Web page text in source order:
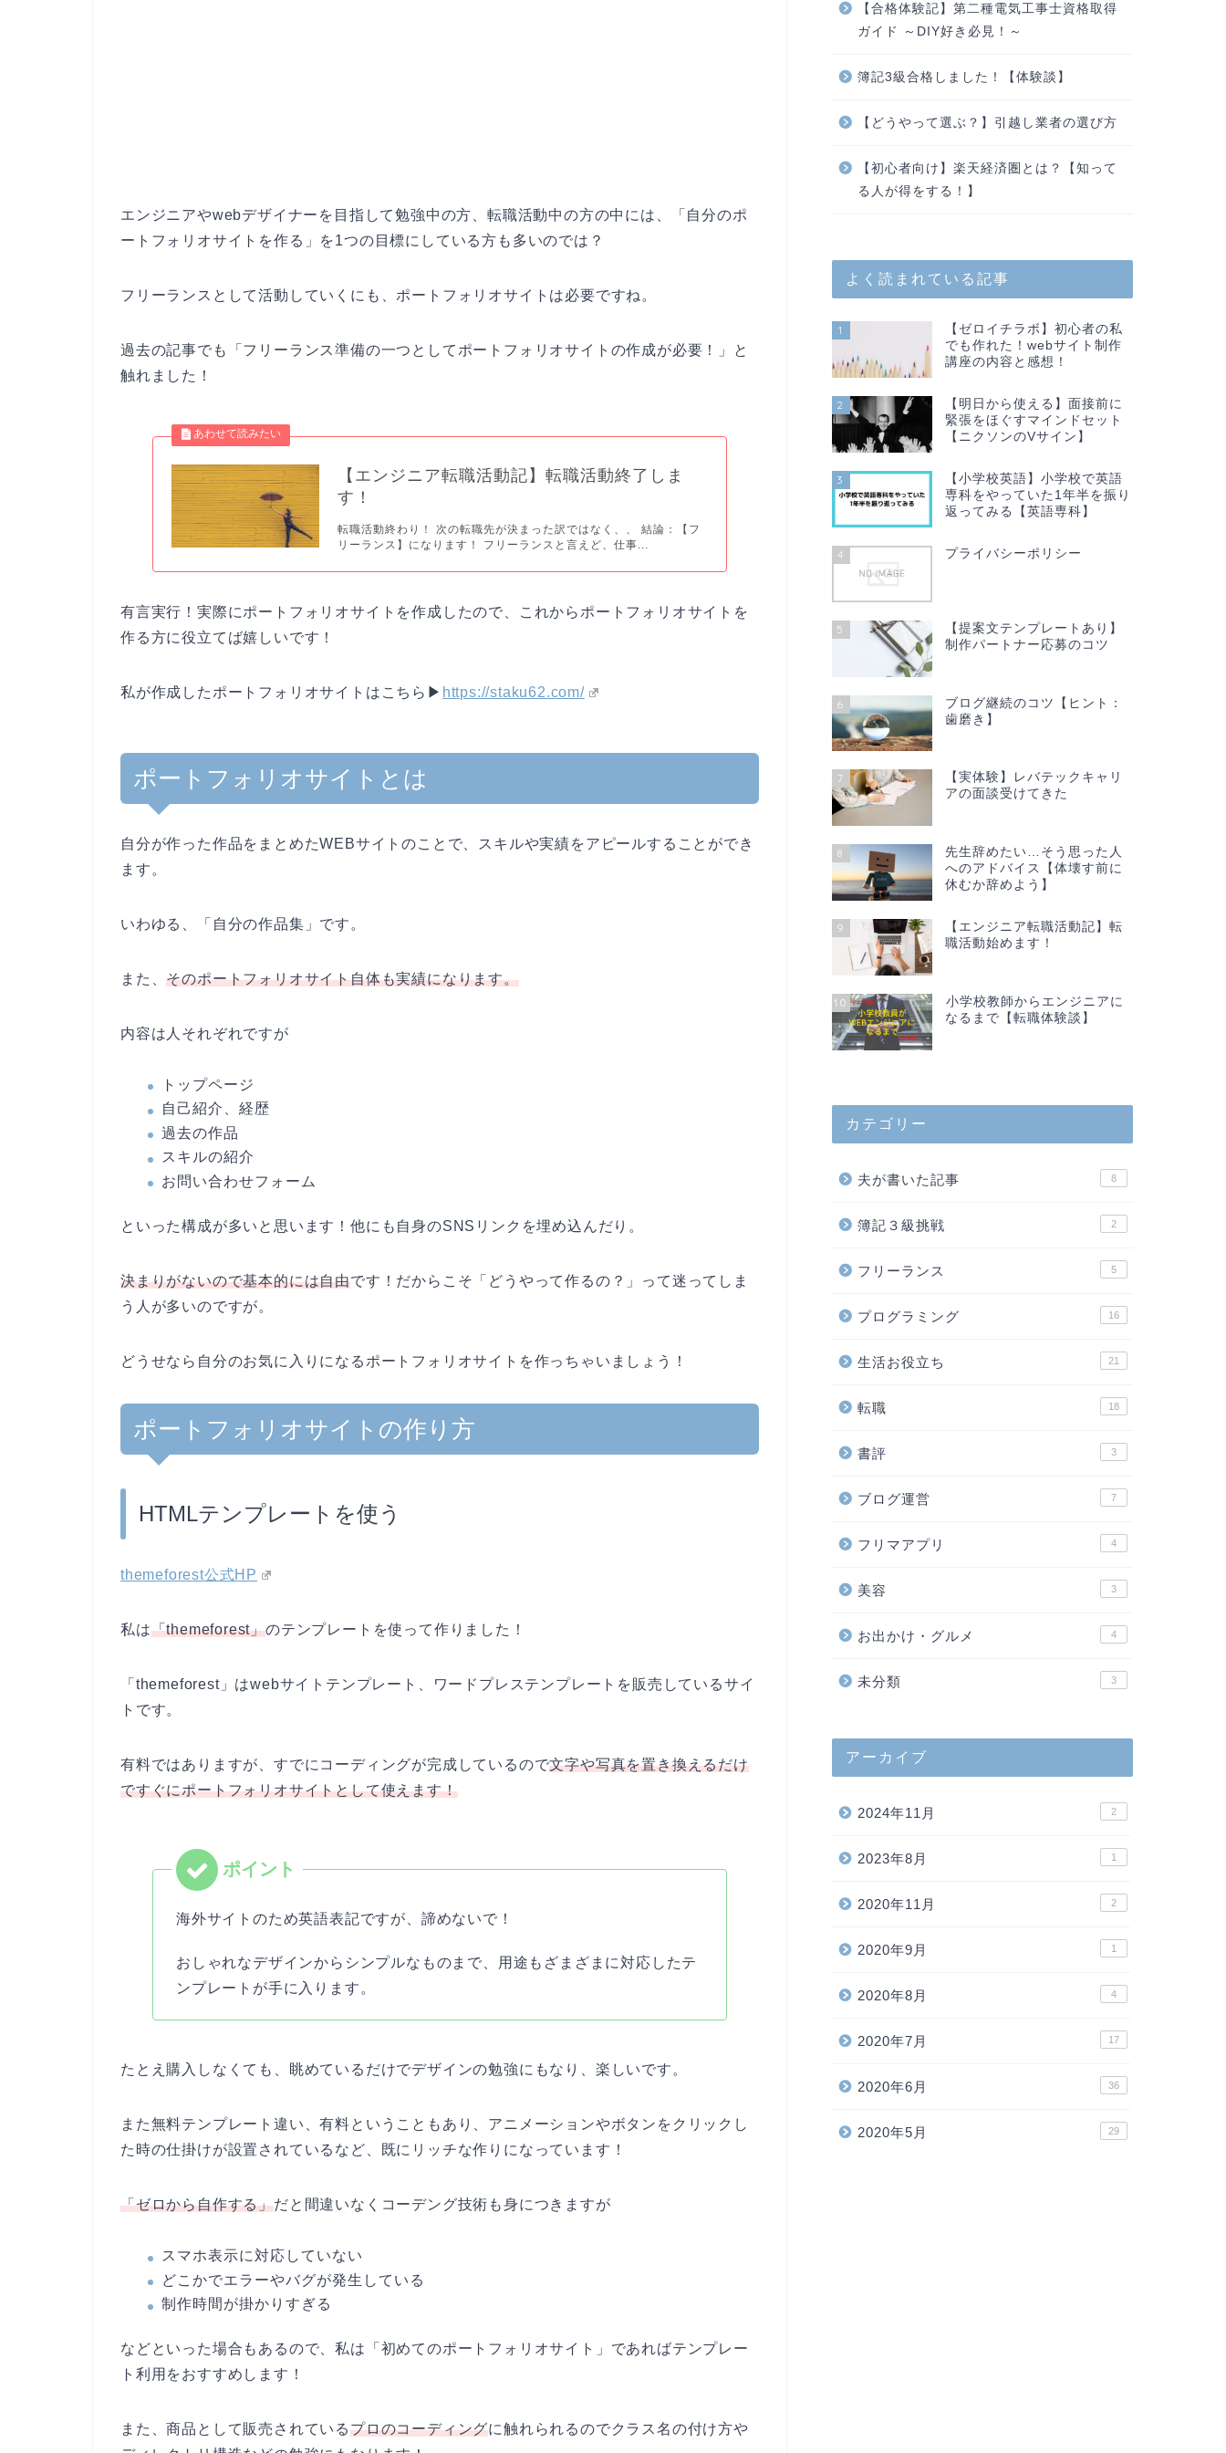
エンジニアやwebデザイナーを目指して勉強中の方、転職活動中の方の中には、「自分のポ
ートフォリオサイトを作る」を1つの目標にしている方も多いのでは？
フリーランスとして活動していくにも、ポートフォリオサイトは必要ですね。
過去の記事でも「フリーランス準備の一つとしてポートフォリオサイトの作成が必要！」と
触れました！
【エンジニア転職活動記】転職活動終了しま
す！
転職活動終わり！ 次の転職先が決まった訳ではなく、、 結論：【フ
リーランス】になります！ フリーランスと言えど、仕事...
有言実行！実際にポートフォリオサイトを作成したので、これからポートフォリオサイトを
作る方に役立てば嬉しいです！
私が作成したポートフォリオサイトはこちら▶︎ https://staku62.com/
ポートフォリオサイトとは
自分が作った作品をまとめたWEBサイトのことで、スキルや実績をアピールすることができ
ます。
いわゆる、「自分の作品集」です。
また、そのポートフォリオサイト自体も実績になります。
内容は人それぞれですが
トップページ
自己紹介、経歴
過去の作品
スキルの紹介
お問い合わせフォーム
といった構成が多いと思います！他にも自身のSNSリンクを埋め込んだり。
決まりがないので基本的には自由です！だからこそ「どうやって作るの？」って迷ってしま
う人が多いのですが。
どうせなら自分のお気に入りになるポートフォリオサイトを作っちゃいましょう！
ポートフォリオサイトの作り方
HTMLテンプレートを使う
themeforest公式HP
私は「themeforest」のテンプレートを使って作りました！
「themeforest」はwebサイトテンプレート、ワードプレステンプレートを販売しているサイ
トです。
有料ではありますが、すでにコーディングが完成しているので文字や写真を置き換えるだけ
ですぐにポートフォリオサイトとして使えます！
海外サイトのため英語表記ですが、諦めないで！
おしゃれなデザインからシンプルなものまで、用途もざまざまに対応したテ
ンプレートが手に入ります。
たとえ購入しなくても、眺めているだけでデザインの勉強にもなり、楽しいです。
また無料テンプレート違い、有料ということもあり、アニメーションやボタンをクリックし
た時の仕掛けが設置されているなど、既にリッチな作りになっています！
「ゼロから自作する」だと間違いなくコーデング技術も身につきますが
スマホ表示に対応していない
どこかでエラーやバグが発生している
制作時間が掛かりすぎる
などといった場合もあるので、私は「初めてのポートフォリオサイト」であればテンプレー
ト利用をおすすめします！
また、商品として販売されているプロのコーディングに触れられるのでクラス名の付け方や
【合格体験記】第二種電気工事士資格取得
ガイド ～DIY好き必見！～
簿記3級合格しました！【体験談】
【どうやって選ぶ？】引越し業者の選び方
【初心者向け】楽天経済圏とは？【知って
る人が得をする！】
よく読まれている記事
1
【ゼロイチラボ】初心者の私
でも作れた！webサイト制作
講座の内容と感想！
2
【明日から使える】面接前に
緊張をほぐすマインドセット
【ニクソンのVサイン】
3
【小学校英語】小学校で英語
専科をやっていた1年半を振り
返ってみる【英語専科】
4 プライバシーポリシー
5
【提案文テンプレートあり】
制作パートナー応募のコツ
6
ブログ継続のコツ【ヒント：
歯磨き】
7
【実体験】レバテックキャリ
アの面談受けてきた
8
先生辞めたい…そう思った人
へのアドバイス【体壊す前に
休むか辞めよう】
9
【エンジニア転職活動記】転
職活動始めます！
10
小学校教師からエンジニアに
なるまで【転職体験談】
カテゴリー
夫が書いた記事 8
簿記３級挑戦 2
フリーランス 5
プログラミング 16
生活お役立ち 21
転職 18
書評 3
ブログ運営 7
フリマアプリ 4
美容 3
お出かけ・グルメ 4
未分類 3
アーカイブ
2024年11月 2
2023年8月 1
2020年11月 2
2020年9月 1
2020年8月 4
2020年7月 17
2020年6月 36
2020年5月 29